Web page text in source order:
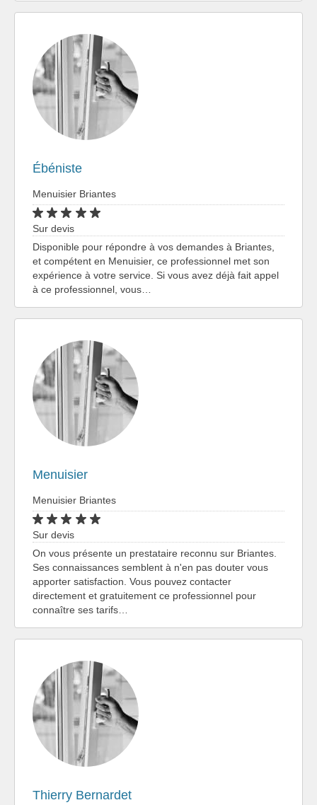
Ébéniste
Menuisier Briantes
Sur devis
Disponible pour répondre à vos demandes à Briantes,
et compétent en Menuisier, ce professionnel met son
expérience à votre service. Si vous avez déjà fait appel
à ce professionnel, vous…
Menuisier
Menuisier Briantes
Sur devis
On vous présente un prestataire reconnu sur Briantes.
Ses connaissances semblent à n'en pas douter vous
apporter satisfaction. Vous pouvez contacter
directement et gratuitement ce professionnel pour
connaître ses tarifs…
Thierry Bernardet